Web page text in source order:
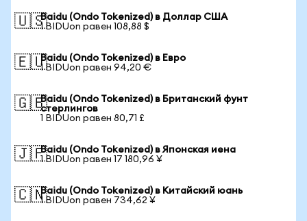
🇺🇸Baidu (Ondo Tokenized) в Доллар США
1 BIDUon равен 108,88 $
🇪🇺Baidu (Ondo Tokenized) в Евро
1 BIDUon равен 94,20 €
🇬🇧Baidu (Ondo Tokenized) в Британский фунт
стерлингов
1 BIDUon равен 80,71 £
🇯🇵Baidu (Ondo Tokenized) в Японская иена
1 BIDUon равен 17 180,96 ¥
🇨🇳Baidu (Ondo Tokenized) в Китайский юань
1 BIDUon равен 734,62 ¥